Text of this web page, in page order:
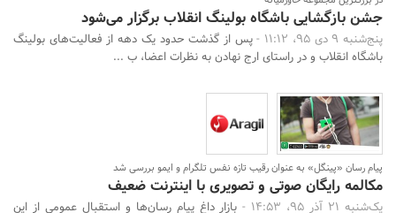
جشن بازگشایی باشگاه بولینگ انقلاب برگزار می‌شود
پنج‌شنبه 9 دی 95، 11:12 -
پس از گذشت حدود یک دهه از فعالیت‌های بولینگ
باشگاه انقلاب و در راستای ارج نهادن به نظرات اعضا، ب ...
پیام رسان «پینگل» به عنوان رقیب تازه نفس تلگرام و ایمو بررسی شد
مکالمه رایگان صوتی و تصویری با اینترنت ضعیف
یک‌شنبه 21 آذر 95، 14:53 -
بازار داغ پیام رسان‌ها و استقبال عمومی از این